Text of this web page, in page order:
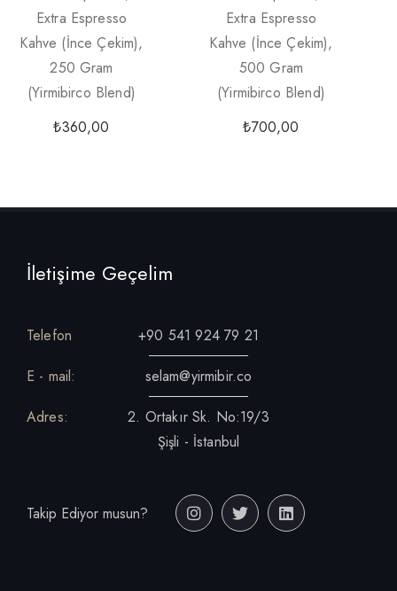
Extra Espresso
Kahve (İnce Çekim),
250 Gram
(Yirmibirco Blend)
₺360,00
Extra Espresso
Kahve (İnce Çekim),
500 Gram
(Yirmibirco Blend)
₺700,00
İletişime Geçelim
Telefon
+90 541 924 79 21
E - mail:
selam@yirmibir.co
Adres:
2. Ortakır Sk. No:19/3
Şişli - İstanbul
Takip Ediyor musun?